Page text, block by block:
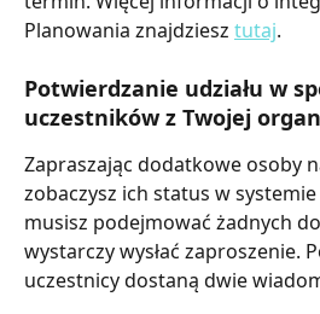
Planowania znajdziesz tutaj.
Potwierdzanie udziału w
uczestników z Twojej
Zapraszając dodatkowe osoby
zobaczysz ich status w
musisz podejmować żadnych
wystarczy wysłać zaproszenie.
uczestnicy dostaną dwie